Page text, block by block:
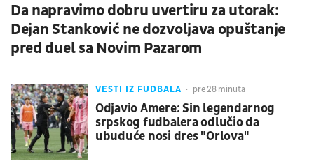
Da napravimo dobru uvertiru za utorak:
Dejan Stanković ne dozvoljava opuštanje
pred duel sa Novim Pazarom
VESTI IZ FUDBALA pre 28 minuta
Odjavio Amere: Sin legendarnog
srpskog fudbalera odlučio da
ubuduće nosi dres "Orlova"